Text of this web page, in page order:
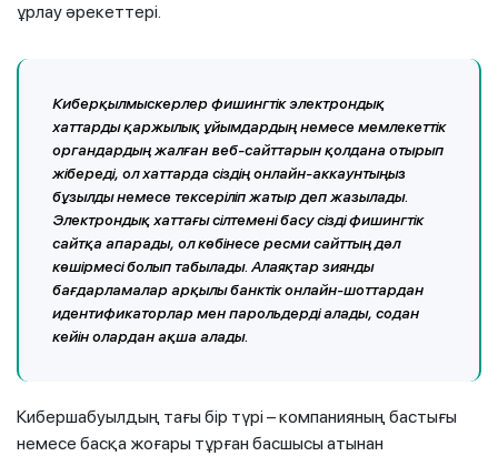
ұрлау әрекеттері.
Киберқылмыскерлер фишингтік электрондық
хаттарды қаржылық ұйымдардың немесе мемлекеттік
органдардың жалған веб-сайттарын қолдана отырып
жібереді, ол хаттарда сіздің онлайн-аккаунтыңыз
бұзылды немесе тексеріліп жатыр деп жазылады.
Электрондық хаттағы сілтемені басу сізді фишингтік
сайтқа апарады, ол көбінесе ресми сайттың дәл
көшірмесі болып табылады. Алаяқтар зиянды
бағдарламалар арқылы банктік онлайн-шоттардан
идентификаторлар мен парольдерді алады, содан
кейін олардан ақша алады.
Кибершабуылдың тағы бір түрі – компанияның бастығы
немесе басқа жоғары тұрған басшысы атынан